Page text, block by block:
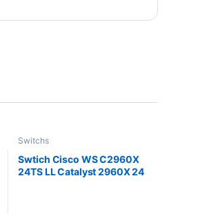
Switchs
Swtich Cisco WS C2960X
24TS LL Catalyst 2960X 24